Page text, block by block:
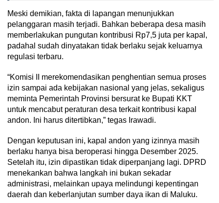
Meski demikian, fakta di lapangan menunjukkan
pelanggaran masih terjadi. Bahkan beberapa desa masih
memberlakukan pungutan kontribusi Rp7,5 juta per kapal,
padahal sudah dinyatakan tidak berlaku sejak keluarnya
regulasi terbaru.
“Komisi II merekomendasikan penghentian semua proses
izin sampai ada kebijakan nasional yang jelas, sekaligus
meminta Pemerintah Provinsi bersurat ke Bupati KKT
untuk mencabut peraturan desa terkait kontribusi kapal
andon. Ini harus ditertibkan,” tegas Irawadi.
Dengan keputusan ini, kapal andon yang izinnya masih
berlaku hanya bisa beroperasi hingga Desember 2025.
Setelah itu, izin dipastikan tidak diperpanjang lagi. DPRD
menekankan bahwa langkah ini bukan sekadar
administrasi, melainkan upaya melindungi kepentingan
daerah dan keberlanjutan sumber daya ikan di Maluku.